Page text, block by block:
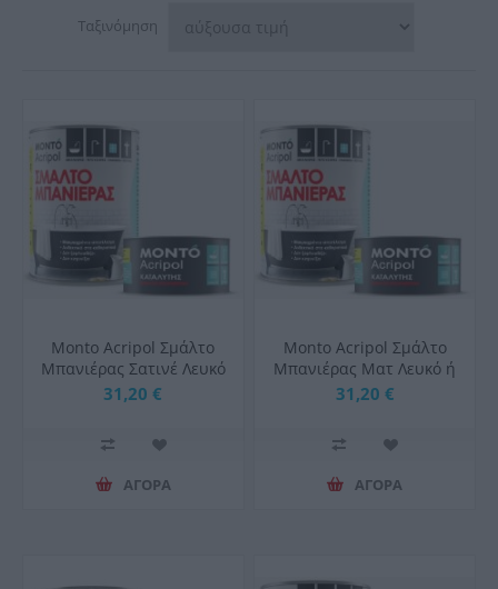
Ταξινόμηση
Monto Acripol Σμάλτο
Μπανιέρας Σατινέ Λευκό
ή Αποχρώσεις 750ml
31,20 €
ΑΓΟΡΑ
Monto Acripol Σμάλτο
Μπανιέρας Ματ Λευκό ή
Αποχρώσεις 750ml
31,20 €
ΑΓΟΡΑ